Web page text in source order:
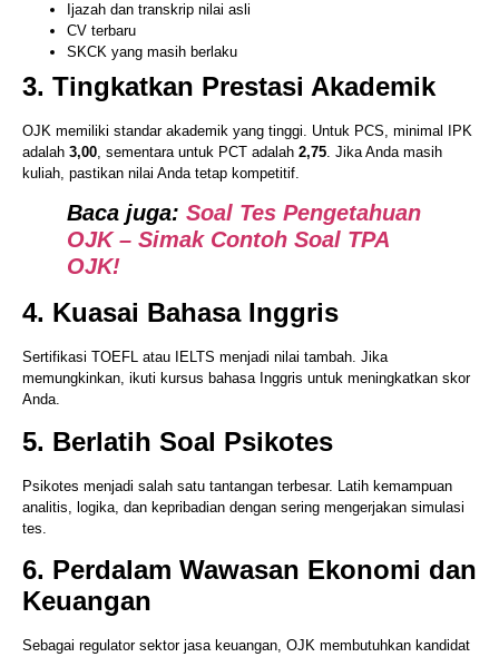
Ijazah dan transkrip nilai asli
CV terbaru
SKCK yang masih berlaku
3. Tingkatkan Prestasi Akademik
OJK memiliki standar akademik yang tinggi. Untuk PCS, minimal IPK
adalah 3,00, sementara untuk PCT adalah 2,75. Jika Anda masih
kuliah, pastikan nilai Anda tetap kompetitif.
Baca juga: Soal Tes Pengetahuan
OJK – Simak Contoh Soal TPA
OJK!
4. Kuasai Bahasa Inggris
Sertifikasi TOEFL atau IELTS menjadi nilai tambah. Jika
memungkinkan, ikuti kursus bahasa Inggris untuk meningkatkan skor
Anda.
5. Berlatih Soal Psikotes
Psikotes menjadi salah satu tantangan terbesar. Latih kemampuan
analitis, logika, dan kepribadian dengan sering mengerjakan simulasi
tes.
6. Perdalam Wawasan Ekonomi dan
Keuangan
Sebagai regulator sektor jasa keuangan, OJK membutuhkan kandidat